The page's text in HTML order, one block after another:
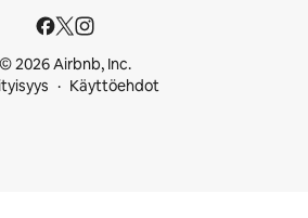
© 2026 Airbnb, Inc.
Käyttöehdot